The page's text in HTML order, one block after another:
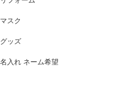
マスク
グッズ
名入れ ネーム希望